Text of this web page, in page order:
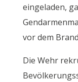
eingeladen,
vor dem
Die Wehr